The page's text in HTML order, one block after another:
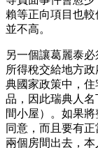
賴等正向項目也
並不高。
另一個讓葛麗泰
所得稅交給地方
典國家政策中，
品，因此瑞典人
間小屋）。如果
同意，而且要有
兩個房間出去，本